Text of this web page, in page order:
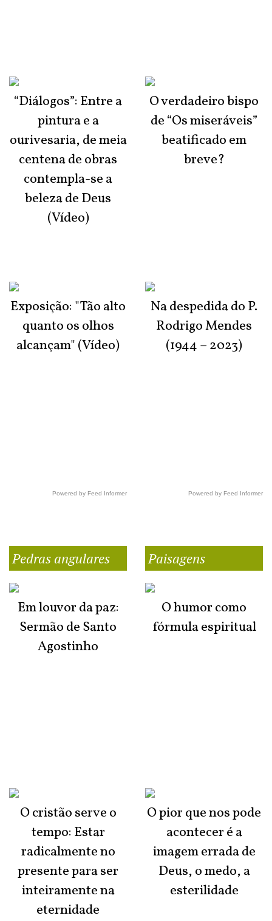
“Diálogos”: Entre a
pintura e a
ourivesaria, de meia
centena de obras
contempla-se a
beleza de Deus
(Vídeo)
Exposição: "Tão alto
quanto os olhos
alcançam" (Vídeo)
Powered by Feed Informer
O verdadeiro bispo
de “Os miseráveis”
beatificado em
breve?
Na despedida do P.
Rodrigo Mendes
(1944 – 2023)
Powered by Feed Informer
Pedras angulares
Em louvor da paz:
Sermão de Santo
Agostinho
O cristão serve o
tempo: Estar
radicalmente no
presente para ser
inteiramente na
eternidade
Paisagens
O humor como
fórmula espiritual
O pior que nos pode
acontecer é a
imagem errada de
Deus, o medo, a
esterilidade